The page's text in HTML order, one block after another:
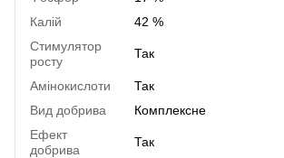
Калій
42 %
Стимулятор
росту
Так
Амінокислоти
Так
Вид добрива
Комплексне
Ефект
добрива
Так